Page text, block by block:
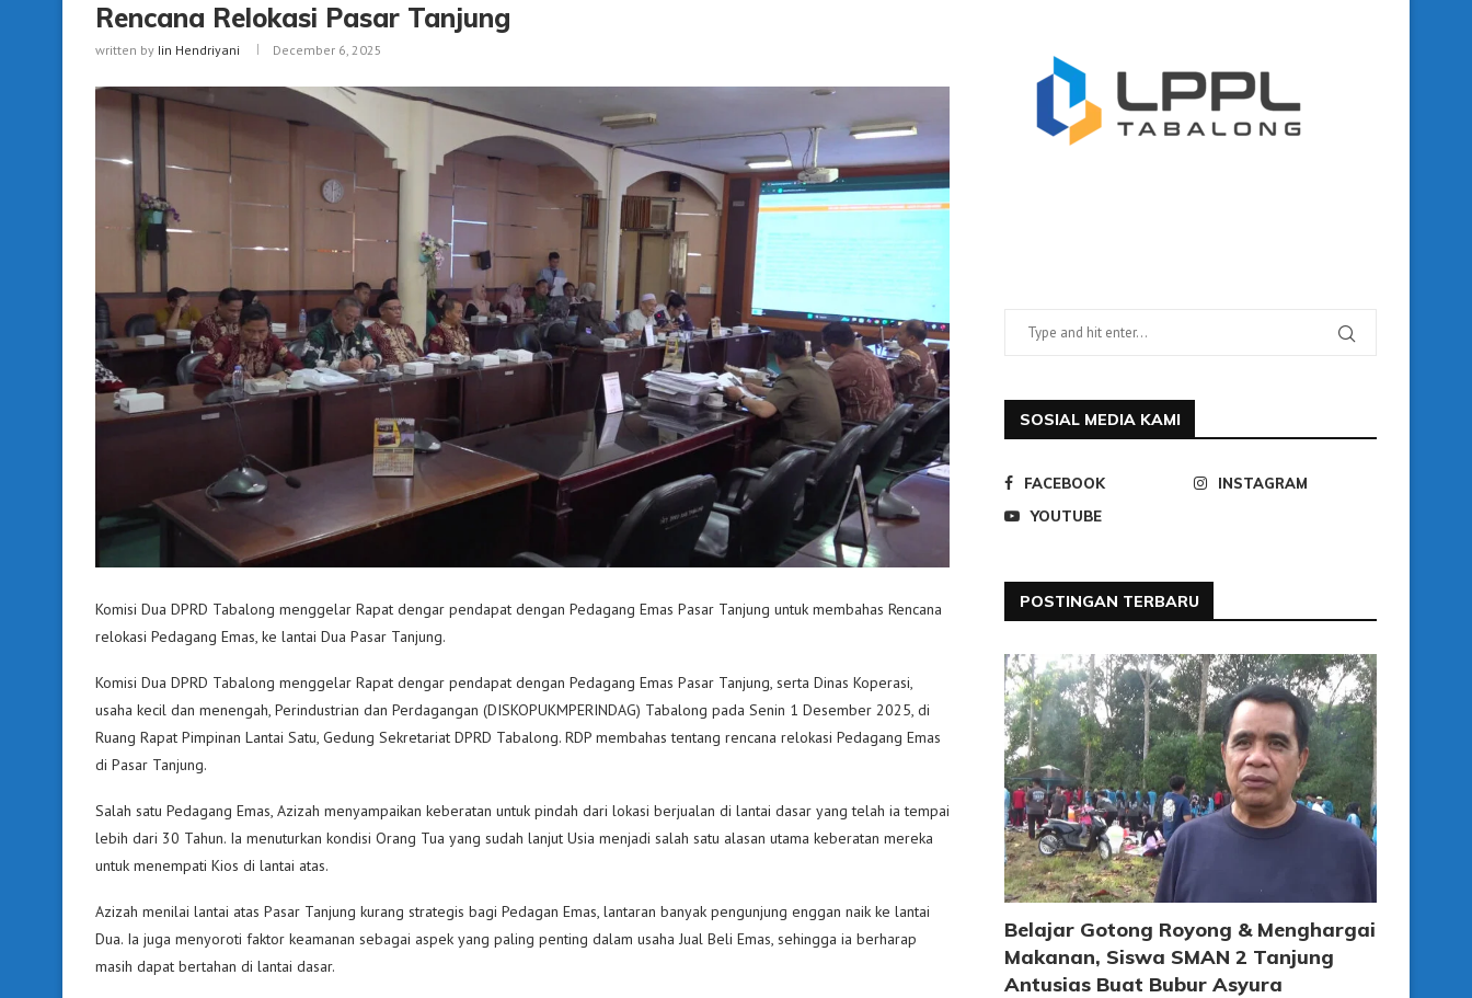
Rencana Relokasi Pasar Tanjung
written by Iin Hendriyani December 6, 2025
Komisi Dua DPRD Tabalong menggelar Rapat dengar pendapat dengan Pedagang Emas Pasar Tanjung untuk membahas Rencana
relokasi Pedagang Emas, ke lantai Dua Pasar Tanjung.
Komisi Dua DPRD Tabalong menggelar Rapat dengar pendapat dengan Pedagang Emas Pasar Tanjung, serta Dinas Koperasi,
usaha kecil dan menengah, Perindustrian dan Perdagangan (DISKOPUKMPERINDAG) Tabalong pada Senin 1 Desember 2025, di
Ruang Rapat Pimpinan Lantai Satu, Gedung Sekretariat DPRD Tabalong. RDP membahas tentang rencana relokasi Pedagang Emas
di Pasar Tanjung.
Salah satu Pedagang Emas, Azizah menyampaikan keberatan untuk pindah dari lokasi berjualan di lantai dasar yang telah ia tempai
lebih dari 30 Tahun. Ia menuturkan kondisi Orang Tua yang sudah lanjut Usia menjadi salah satu alasan utama keberatan mereka
untuk menempati Kios di lantai atas.
Azizah menilai lantai atas Pasar Tanjung kurang strategis bagi Pedagan Emas, lantaran banyak pengunjung enggan naik ke lantai
Dua. Ia juga menyoroti faktor keamanan sebagai aspek yang paling penting dalam usaha Jual Beli Emas, sehingga ia berharap
masih dapat bertahan di lantai dasar.
SOSIAL MEDIA KAMI
FACEBOOK
INSTAGRAM
YOUTUBE
POSTINGAN TERBARU
Belajar Gotong Royong & Menghargai
Makanan, Siswa SMAN 2 Tanjung
Antusias Buat Bubur Asyura